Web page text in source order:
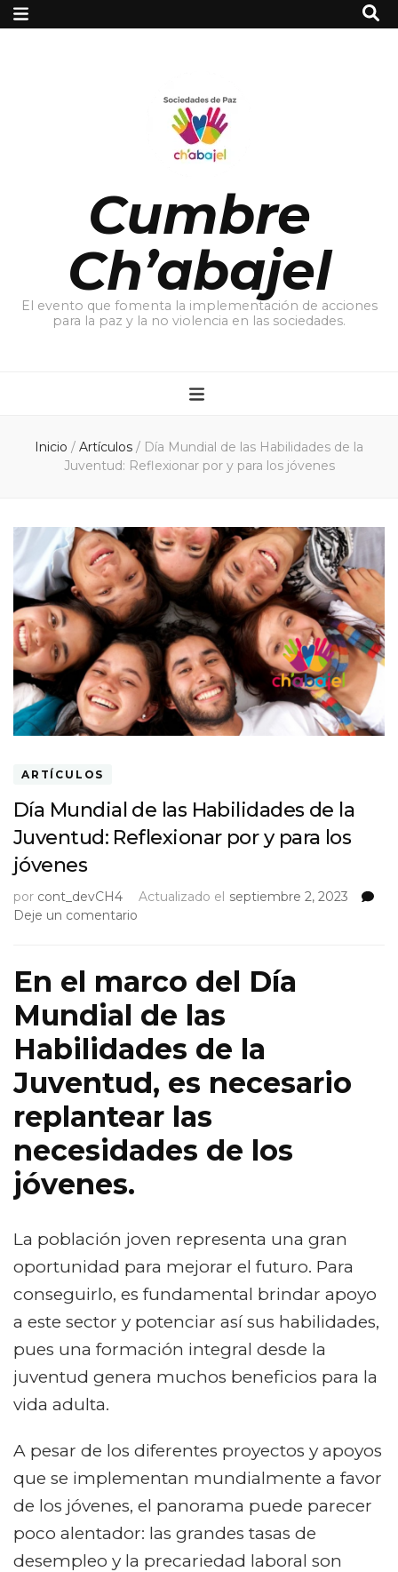
Cumbre
Ch’abajel
El evento que fomenta la implementación de acciones
para la paz y la no violencia en las sociedades.
Inicio / Artículos / Día Mundial de las Habilidades de la
Juventud: Reflexionar por y para los jóvenes
ARTÍCULOS
Día Mundial de las Habilidades de la
Juventud: Reflexionar por y para los
jóvenes
por cont_devCH4 Actualizado el septiembre 2, 2023
Deje un comentario
las
Habilidades
de
la
Juventud:
Reflexionar
por
y
para
los
En el marco del Día
Mundial de las
Habilidades de la
Juventud, es necesario
replantear las
necesidades de los
jóvenes.
La población joven representa una gran
oportunidad para mejorar el futuro. Para
conseguirlo, es fundamental brindar apoyo
a este sector y potenciar así sus habilidades,
pues una formación integral desde la
juventud genera muchos beneficios para la
vida adulta.
A pesar de los diferentes proyectos y apoyos
que se implementan mundialmente a favor
de los jóvenes, el panorama puede parecer
poco alentador: las grandes tasas de
desempleo y la precariedad laboral son